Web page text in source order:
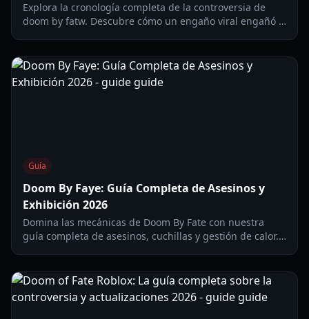
Explora la cronología completa de la controversia de
doom by fatw. Descubre cómo un engaño viral engañó a
Guía
Doom By Faye: Guía Completa de Asesinos y
Exhibición 2026
Domina las mecánicas de Doom By Fate con nuestra
guía completa de asesinos, cuchillas y gestión de calor.